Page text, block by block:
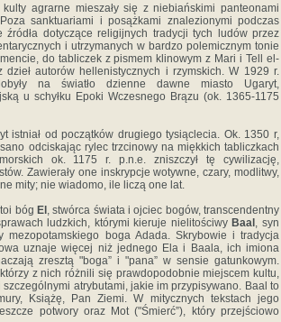
agrarne mieszały się z niebiańskimi panteonami
sanktuariami i posążkami znalezionymi podczas
źródła dotyczące religijnych tradycji tych ludów przez
i utrzymanych w bardzo polemicznym tonie
do tabliczek z pismem klinowym z Mari i Tell el-
autorów hellenistycznych i rzymskich. W 1929 r.
na światło dzienne dawne miasto Ugaryt,
u schyłku Epoki Wczesnego Brązu (ok. 1365-1175
istniał od początków drugiego tysiąclecia. Ok. 1350 r,
odciskając rylec trzcinowy na miękkich tabliczkach
ok. 1175 r. p.n.e. zniszczył tę cywilizację,
Zawierały one inskrypcje wotywne, czary, modlitwy,
mity; nie wiadomo, ile liczą one lat.
bóg El , stwórca świata i ojciec bogów, transcendentny
ludzkich, którymi kieruje nielitościwy Baal , syn
mezopotamskiego boga Adada. Skrybowie i tradycja
uznaje więcej niż jednego Ela i Baala, ich imiona
zresztą "boga” i "pana” w sensie gatunkowym.
z nich różnili się prawdopodobnie miejscem kultu,
szczególnymi atrybutami, jakie im przypisywano. Baal to
Książę, Pan Ziemi. W mitycznych tekstach jego
potwory oraz Mot ("Śmierć”), który przejściowo